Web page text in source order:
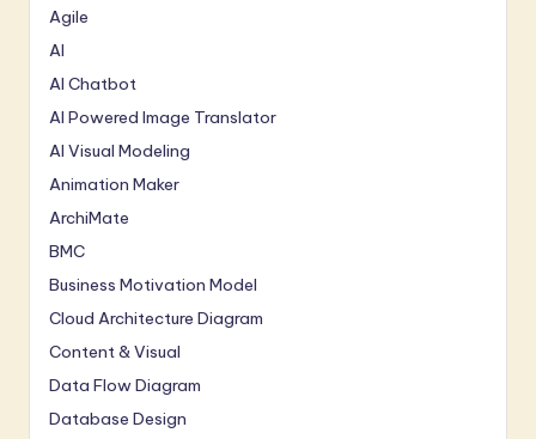
Agile
AI
AI Chatbot
AI Powered Image Translator
AI Visual Modeling
Animation Maker
ArchiMate
BMC
Business Motivation Model
Cloud Architecture Diagram
Content & Visual
Data Flow Diagram
Database Design